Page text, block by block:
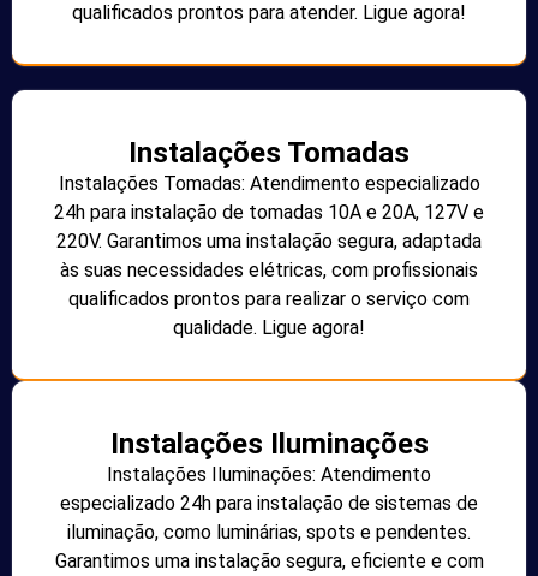
qualificados prontos para atender. Ligue agora!
Instalações Tomadas
Instalações Tomadas: Atendimento especializado
24h para instalação de tomadas 10A e 20A, 127V e
220V. Garantimos uma instalação segura, adaptada
às suas necessidades elétricas, com profissionais
qualificados prontos para realizar o serviço com
qualidade. Ligue agora!
Instalações Iluminações
Instalações Iluminações: Atendimento
especializado 24h para instalação de sistemas de
iluminação, como luminárias, spots e pendentes.
Garantimos uma instalação segura, eficiente e com